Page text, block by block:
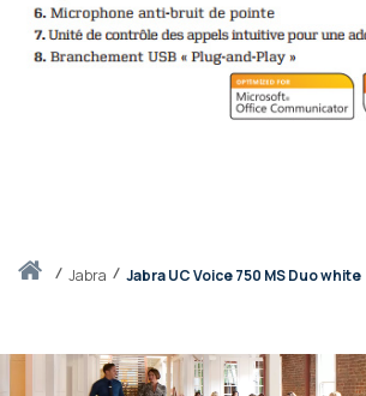
Accueiljabra Jabra UC Voice 750 MS Duo white